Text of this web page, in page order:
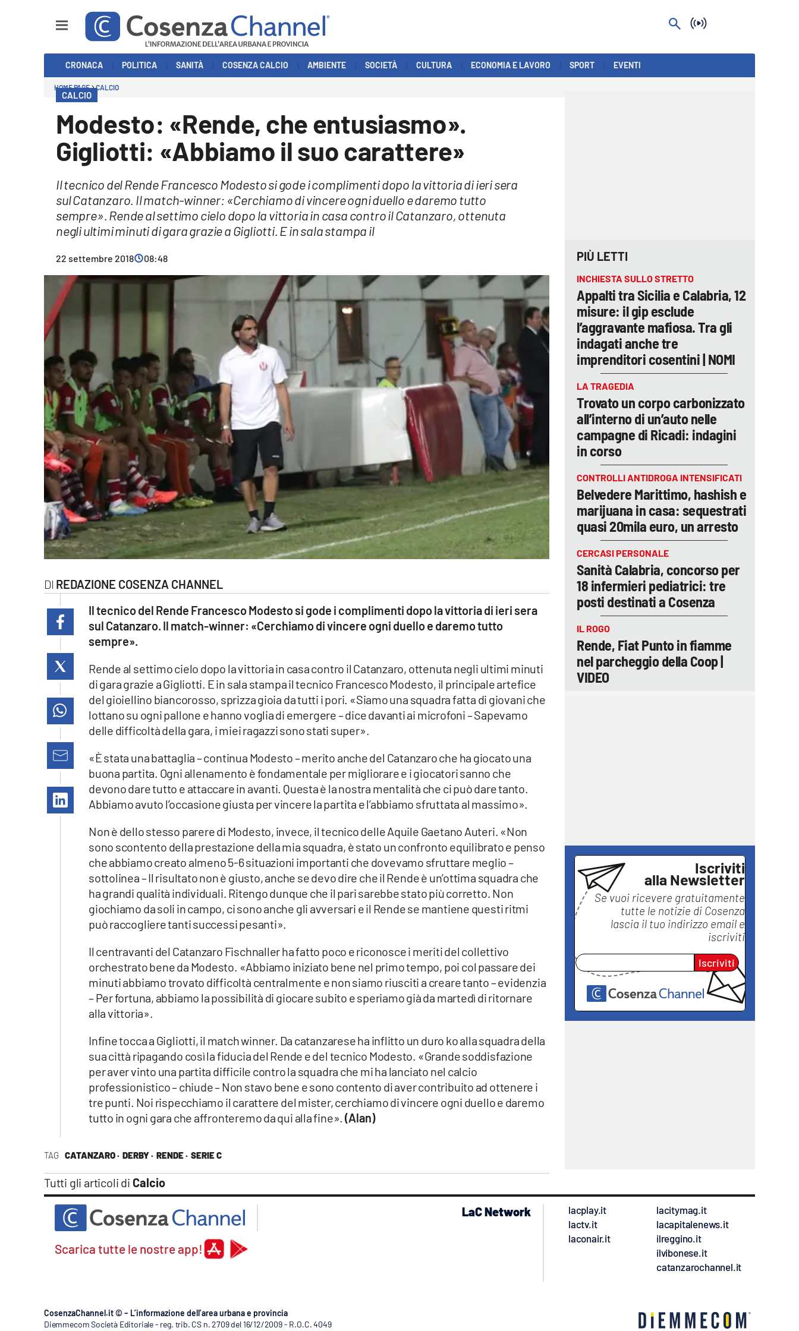
Economia e Lavoro
Streaming
Lac Network
cosenzachannel.it
lacapitalenews.it
Vai
CRONACA POLITICA SANITÀ COSENZA CALCIO AMBIENTE SOCIETÀ CULTURA ECONOMIA E LAVORO SPORT EVENTI
HOME PAGE CALCIO
CALCIO
Modesto: «Rende, che entusiasmo».
Gigliotti: «Abbiamo il suo carattere»
Il tecnico del Rende Francesco Modesto si gode i complimenti dopo la vittoria di ieri sera
sul Catanzaro. Il match-winner: «Cerchiamo di vincere ogni duello e daremo tutto
sempre». Rende al settimo cielo dopo la vittoria in casa contro il Catanzaro, ottenuta
negli ultimi minuti di gara grazie a Gigliotti. E in sala stampa il
22 settembre 2018 08:48
REDAZIONE COSENZA CHANNEL
TAG CATANZARO · DERBY · RENDE · SERIE C
Tutti gli articoli di Calcio
Il tecnico del Rende Francesco Modesto si gode i complimenti dopo la vittoria di ieri sera
sul Catanzaro. Il match-winner: «Cerchiamo di vincere ogni duello e daremo tutto
sempre».
Rende al settimo cielo dopo la vittoria in casa contro il Catanzaro, ottenuta negli ultimi minuti
di gara grazie a Gigliotti. E in sala stampa il tecnico Francesco Modesto, il principale artefice
del gioiellino biancorosso, sprizza gioia da tutti i pori. «Siamo una squadra fatta di giovani che
lottano su ogni pallone e hanno voglia di emergere – dice davanti ai microfoni – Sapevamo
delle difficoltà della gara, i miei ragazzi sono stati super».
«È stata una battaglia – continua Modesto – merito anche del Catanzaro che ha giocato una
buona partita. Ogni allenamento è fondamentale per migliorare e i giocatori sanno che
devono dare tutto e attaccare in avanti. Questa è la nostra mentalità che ci può dare tanto.
Abbiamo avuto l’occasione giusta per vincere la partita e l’abbiamo sfruttata al massimo».
Non è dello stesso parere di Modesto, invece, il tecnico delle Aquile Gaetano Auteri. «Non
sono scontento della prestazione della mia squadra, è stato un confronto equilibrato e penso
che abbiamo creato almeno 5-6 situazioni importanti che dovevamo sfruttare meglio –
sottolinea – Il risultato non è giusto, anche se devo dire che il Rende è un’ottima squadra che
ha grandi qualità individuali. Ritengo dunque che il pari sarebbe stato più corretto. Non
giochiamo da soli in campo, ci sono anche gli avversari e il Rende se mantiene questi ritmi
può raccogliere tanti successi pesanti».
Il centravanti del Catanzaro Fischnaller ha fatto poco e riconosce i meriti del collettivo
orchestrato bene da Modesto. «Abbiamo iniziato bene nel primo tempo, poi col passare dei
minuti abbiamo trovato difficoltà centralmente e non siamo riusciti a creare tanto – evidenzia
– Per fortuna, abbiamo la possibilità di giocare subito e speriamo già da martedì di ritornare
alla vittoria».
Infine tocca a Gigliotti, il match winner. Da catanzarese ha inflitto un duro ko alla squadra della
sua città ripagando così la fiducia del Rende e del tecnico Modesto. «Grande soddisfazione
per aver vinto una partita difficile contro la squadra che mi ha lanciato nel calcio
professionistico – chiude – Non stavo bene e sono contento di aver contribuito ad ottenere i
tre punti. Noi rispecchiamo il carattere del mister, cerchiamo di vincere ogni duello e daremo
tutto in ogni gara che affronteremo da qui alla fine». (Alan)
PIÙ LETTI
INCHIESTA SULLO STRETTO
Appalti tra Sicilia e Calabria, 12
misure: il gip esclude
l’aggravante mafiosa. Tra gli
indagati anche tre
imprenditori cosentini | NOMI
LA TRAGEDIA
Trovato un corpo carbonizzato
all’interno di un’auto nelle
campagne di Ricadi: indagini
in corso
CONTROLLI ANTIDROGA INTENSIFICATI
Belvedere Marittimo, hashish e
marijuana in casa: sequestrati
quasi 20mila euro, un arresto
CERCASI PERSONALE
Sanità Calabria, concorso per
18 infermieri pediatrici: tre
posti destinati a Cosenza
IL ROGO
Rende, Fiat Punto in fiamme
nel parcheggio della Coop |
VIDEO
Iscriviti
alla Newsletter
Se vuoi ricevere gratuitamente
tutte le notizie di Cosenza
lascia il tuo indirizzo email e
iscriviti
Iscriviti
Scarica tutte le nostre app!
LaC Network
lacplay.it
lactv.it
laconair.it
lacitymag.it
lacapitalenews.it
ilreggino.it
ilvibonese.it
catanzarochannel.it
CosenzaChannel.it © – L’informazione dell’area urbana e provincia
Diemmecom Società Editoriale - reg. trib. CS n. 2709 del 16/12/2009 - R.O.C. 4049